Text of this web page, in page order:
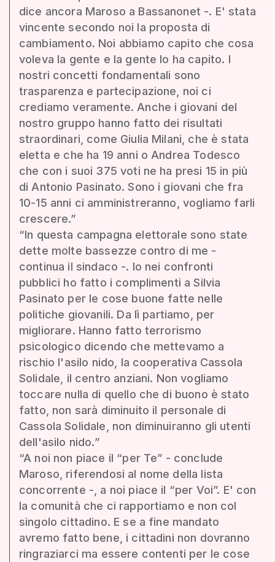
dice ancora Maroso a Bassanonet -. E' stata
vincente secondo noi la proposta di
cambiamento. Noi abbiamo capito che cosa
voleva la gente e la gente lo ha capito. I
nostri concetti fondamentali sono
trasparenza e partecipazione, noi ci
crediamo veramente. Anche i giovani del
nostro gruppo hanno fatto dei risultati
straordinari, come Giulia Milani, che è stata
eletta e che ha 19 anni o Andrea Todesco
che con i suoi 375 voti ne ha presi 15 in più
di Antonio Pasinato. Sono i giovani che fra
10-15 anni ci amministreranno, vogliamo farli
crescere.”
“In questa campagna elettorale sono state
dette molte bassezze contro di me -
continua il sindaco -. Io nei confronti
pubblici ho fatto i complimenti a Silvia
Pasinato per le cose buone fatte nelle
politiche giovanili. Da lì partiamo, per
migliorare. Hanno fatto terrorismo
psicologico dicendo che mettevamo a
rischio l'asilo nido, la cooperativa Cassola
Solidale, il centro anziani. Non vogliamo
toccare nulla di quello che di buono è stato
fatto, non sarà diminuito il personale di
Cassola Solidale, non diminuiranno gli utenti
dell'asilo nido.”
“A noi non piace il “per Te” - conclude
Maroso, riferendosi al nome della lista
concorrente -, a noi piace il “per Voi”. E' con
la comunità che ci rapportiamo e non col
singolo cittadino. E se a fine mandato
avremo fatto bene, i cittadini non dovranno
ringraziarci ma essere contenti per le cose